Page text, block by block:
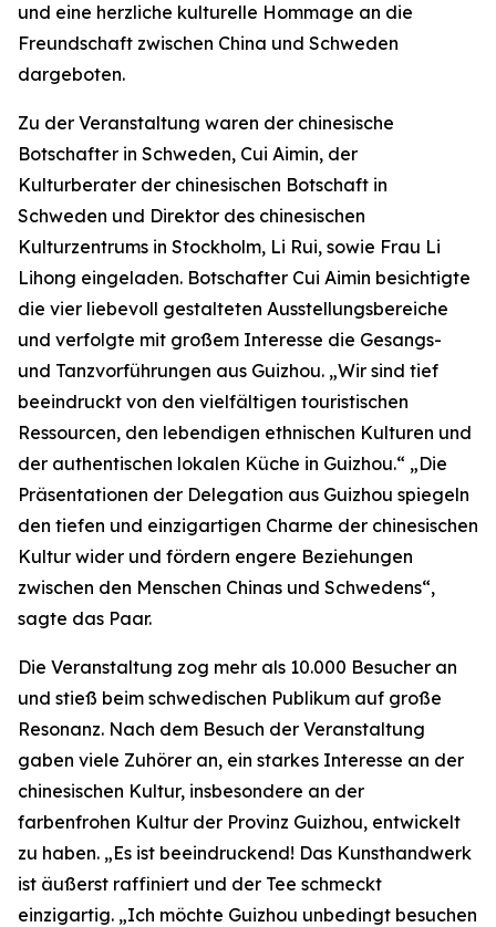
und eine herzliche kulturelle Hommage an die
Freundschaft zwischen China und Schweden
dargeboten.
Zu der Veranstaltung waren der chinesische
Botschafter in Schweden, Cui Aimin, der
Kulturberater der chinesischen Botschaft in
Schweden und Direktor des chinesischen
Kulturzentrums in Stockholm, Li Rui, sowie Frau Li
Lihong eingeladen. Botschafter Cui Aimin besichtigte
die vier liebevoll gestalteten Ausstellungsbereiche
und verfolgte mit großem Interesse die Gesangs-
und Tanzvorführungen aus Guizhou. „Wir sind tief
beeindruckt von den vielfältigen touristischen
Ressourcen, den lebendigen ethnischen Kulturen und
der authentischen lokalen Küche in Guizhou.“ „Die
Präsentationen der Delegation aus Guizhou spiegeln
den tiefen und einzigartigen Charme der chinesischen
Kultur wider und fördern engere Beziehungen
zwischen den Menschen Chinas und Schwedens“,
sagte das Paar.
Die Veranstaltung zog mehr als 10.000 Besucher an
und stieß beim schwedischen Publikum auf große
Resonanz. Nach dem Besuch der Veranstaltung
gaben viele Zuhörer an, ein starkes Interesse an der
chinesischen Kultur, insbesondere an der
farbenfrohen Kultur der Provinz Guizhou, entwickelt
zu haben. „Es ist beeindruckend! Das Kunsthandwerk
ist äußerst raffiniert und der Tee schmeckt
einzigartig. „Ich möchte Guizhou unbedingt besuchen